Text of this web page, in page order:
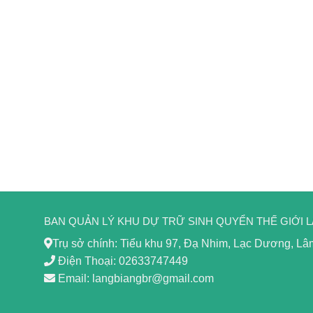
BAN QUẢN LÝ KHU DỰ TRỮ SINH QUYỂN THẾ GIỚI
Trụ sở chính: Tiểu khu 97, Đạ Nhim, Lạc Dương,
Điện Thoại: 02633747449
Email: langbiangbr@gmail.com